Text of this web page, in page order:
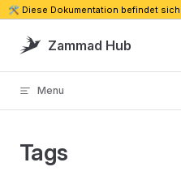
Skip to content
Zammad Hub
Menu
Tags